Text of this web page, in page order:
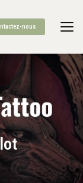
nous